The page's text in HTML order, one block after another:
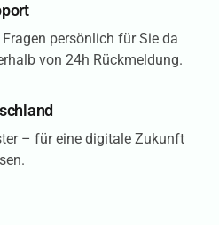
persönlich für Sie da
von 24h Rückmeldung.
– für eine digitale Zukunft